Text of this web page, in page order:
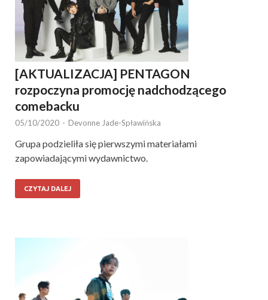
[AKTUALIZACJA] PENTAGON
rozpoczyna promocję nadchodzącego
comebacku
05/10/2020 - Devonne Jade-Spławińska
Grupa podzieliła się pierwszymi materiałami
zapowiadającymi wydawnictwo.
CZYTAJ DALEJ